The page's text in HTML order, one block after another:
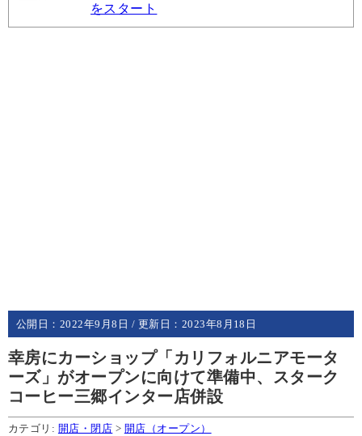
をスタート
公開日： 2022年9月8日 / 更新日： 2023年8月18日
幸房にカーショップ「カリフォルニアモータ
ーズ」がオープンに向けて準備中、スターク
コーヒー三郷インター店併設
カテゴリ: 開店・閉店 > 開店（オープン）